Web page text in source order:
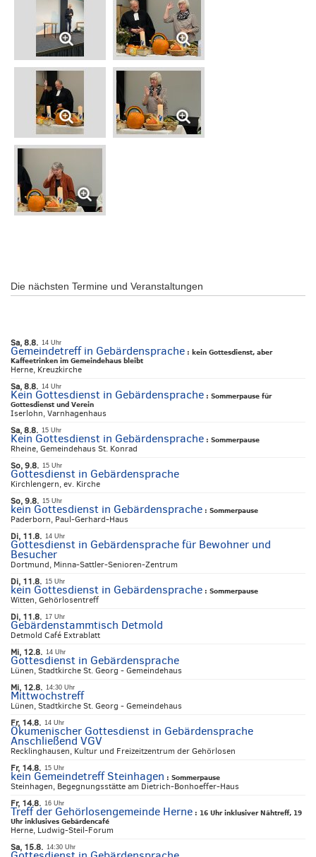
Die nächsten Termine und Veranstaltungen
Sa, 8.8. 14 Uhr
Gemeindetreff in Gebärdensprache : kein Gottesdienst, aber
Kaffeetrinken im Gemeindehaus bleibt
Herne, Kreuzkirche
Sa, 8.8. 14 Uhr
Kein Gottesdienst in Gebärdensprache : Sommerpause für
Gottesdienst und Verein
Iserlohn, Varnhagenhaus
Sa, 8.8. 15 Uhr
Kein Gottesdienst in Gebärdensprache : Sommerpause
Rheine, Gemeindehaus St. Konrad
So, 9.8. 15 Uhr
Gottesdienst in Gebärdensprache
Kirchlengern, ev. Kirche
So, 9.8. 15 Uhr
kein Gottesdienst in Gebärdensprache : Sommerpause
Paderborn, Paul-Gerhard-Haus
Di, 11.8. 14 Uhr
Gottesdienst in Gebärdensprache für Bewohner und
Besucher
Dortmund, Minna-Sattler-Senioren-Zentrum
Di, 11.8. 15 Uhr
kein Gottesdienst in Gebärdensprache : Sommerpause
Witten, Gehörlosentreff
Di, 11.8. 17 Uhr
Gebärdenstammtisch Detmold
Detmold Café Extrablatt
Mi, 12.8. 14 Uhr
Gottesdienst in Gebärdensprache
Lünen, Stadtkirche St. Georg - Gemeindehaus
Mi, 12.8. 14:30 Uhr
Mittwochstreff
Lünen, Stadtkirche St. Georg - Gemeindehaus
Fr, 14.8. 14 Uhr
Ökumenischer Gottesdienst in Gebärdensprache
Anschließend VGV
Recklinghausen, Kultur und Freizeitzentrum der Gehörlosen
Fr, 14.8. 15 Uhr
kein Gemeindetreff Steinhagen : Sommerpause
Steinhagen, Begegnungsstätte am Dietrich-Bonhoeffer-Haus
Fr, 14.8. 16 Uhr
Treff der Gehörlosengemeinde Herne : 16 Uhr inklusiver Nähtreff, 19
Uhr inklusives Gebärdencafé
Herne, Ludwig-Steil-Forum
Sa, 15.8. 14:30 Uhr